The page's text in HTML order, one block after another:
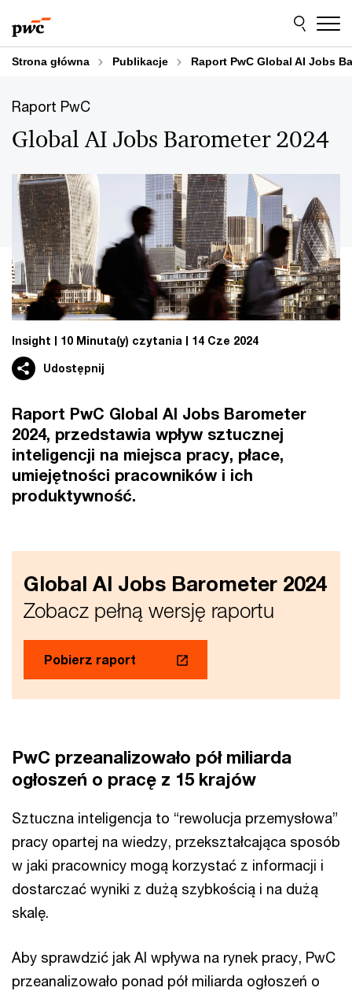
do
treści
do
stopki
Strona główna Publikacje Raport PwC Global AI Jobs
Raport PwC
Global AI Jobs Barometer 2024
Insight 10 Minuta(y) czytania 14 Cze 2024
Udostępnij
Raport PwC Global AI Jobs Barometer
2024, przedstawia wpływ sztucznej
inteligencji na miejsca pracy, płace,
umiejętności pracowników i ich
produktywność.
Global AI Jobs Barometer 2024
Zobacz pełną wersję raportu
Pobierz raport
PwC przeanalizowało pół miliarda
ogłoszeń o pracę z 15 krajów
Sztuczna inteligencja to “rewolucja przemysłowa”
pracy opartej na wiedzy, przekształcająca sposób
w jaki pracownicy mogą korzystać z informacji i
dostarczać wyniki z dużą szybkością i na dużą
skalę.
Aby sprawdzić jak AI wpływa na rynek pracy, PwC
przeanalizowało ponad pół miliarda ogłoszeń o